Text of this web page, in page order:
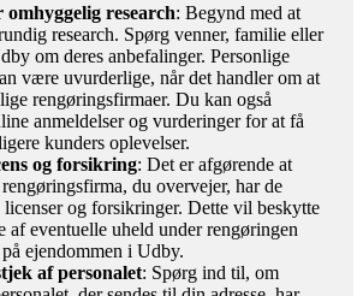
omhyggelig research: Begynd med at
research. Spørg venner, familie eller
om deres anbefalinger. Personlige
være uvurderlige, når det handler om at
rengøringsfirmaer. Du kan også
anmeldelser og vurderinger for at få
kunders oplevelser.
og forsikring: Det er afgørende at
du overvejer, har de
og forsikringer. Dette vil beskytte
eventuelle uheld under rengøringen
ejendommen i Udby.
af personalet: Spørg ind til, om